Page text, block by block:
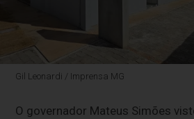
Gil Leonardi / Imprensa MG
O governador Mateus Simões